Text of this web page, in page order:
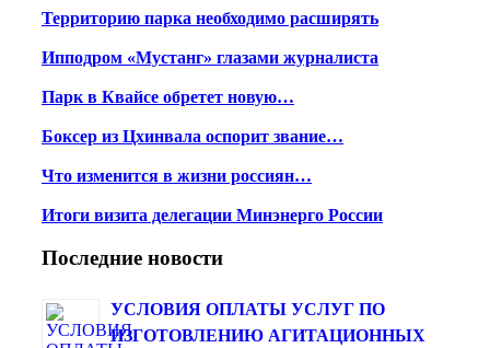
Территорию парка необходимо расширять
Ипподром «Мустанг» глазами журналиста
Парк в Квайсе обретет новую…
Боксер из Цхинвала оспорит звание…
Что изменится в жизни россиян…
Итоги визита делегации Минэнерго России
Последние новости
УСЛОВИЯ ОПЛАТЫ УСЛУГ ПО
ИЗГОТОВЛЕНИЮ АГИТАЦИОННЫХ